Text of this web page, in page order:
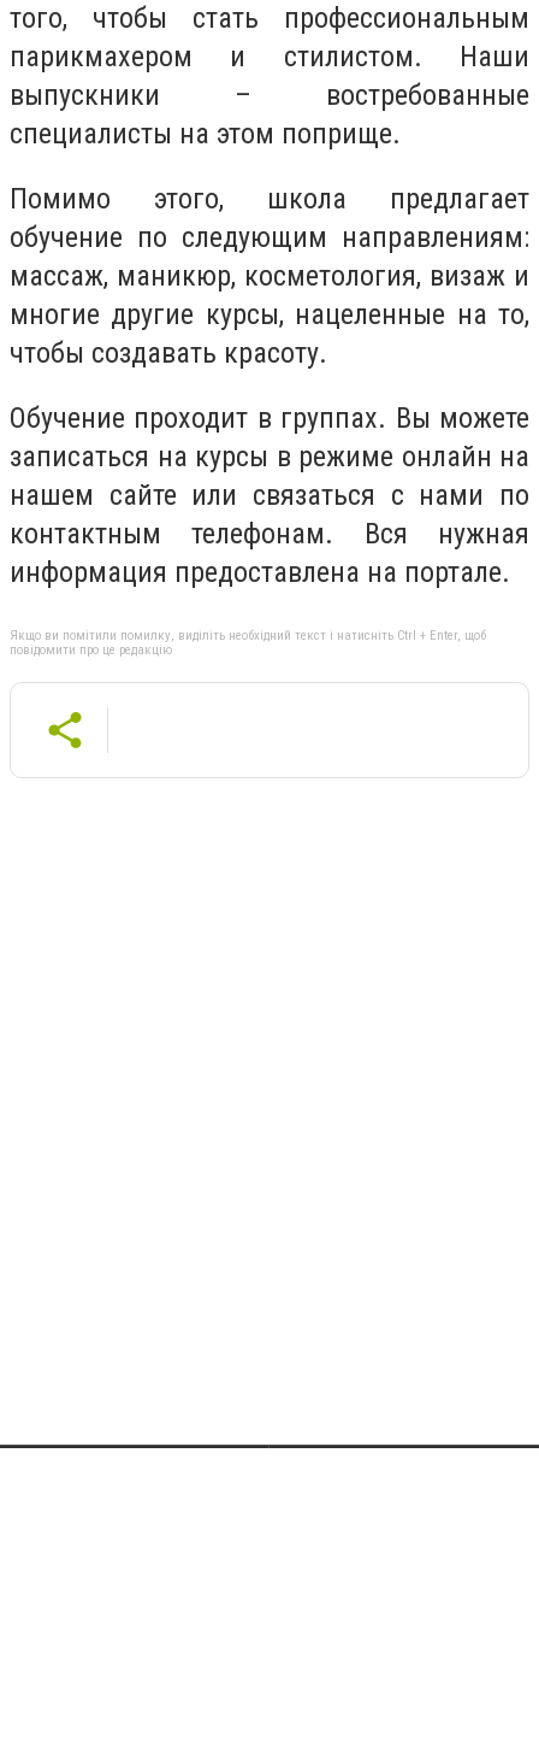
того, чтобы стать профессиональным
парикмахером и стилистом. Наши
выпускники – востребованные
специалисты на этом поприще.
Помимо этого, школа предлагает
обучение по следующим направлениям:
массаж, маникюр, косметология, визаж и
многие другие курсы, нацеленные на то,
чтобы создавать красоту.
Обучение проходит в группах. Вы можете
записаться на курсы в режиме онлайн на
нашем сайте или связаться с нами по
контактным телефонам. Вся нужная
информация предоставлена на портале.
Якщо ви помітили помилку, виділіть необхідний текст і натисніть Ctrl + Enter, щоб
повідомити про це редакцію